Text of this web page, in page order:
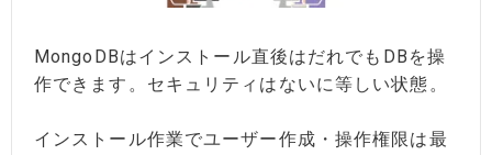
MongoDBはインストール直後はだれでもDBを操
作できます。セキュリティはないに等しい状態。
インストール作業でユーザー作成・操作権限は最